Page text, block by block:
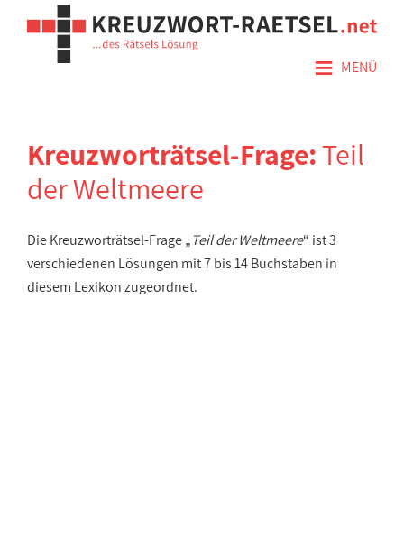
≡ MENÜ
Kreuzworträtsel-Frage:Teil
der Weltmeere
Die Kreuzworträtsel-Frage „Teil der Weltmeere“ ist 3
verschiedenen Lösungen mit 7 bis 14 Buchstaben in
diesem Lexikon zugeordnet.